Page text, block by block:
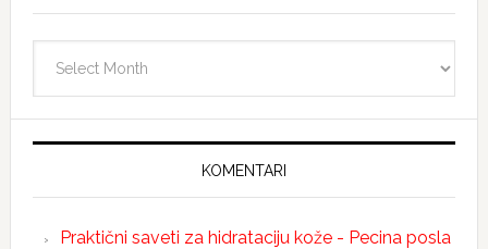
KOMENTARI
Praktični saveti za hidrataciju kože - Pecina posla